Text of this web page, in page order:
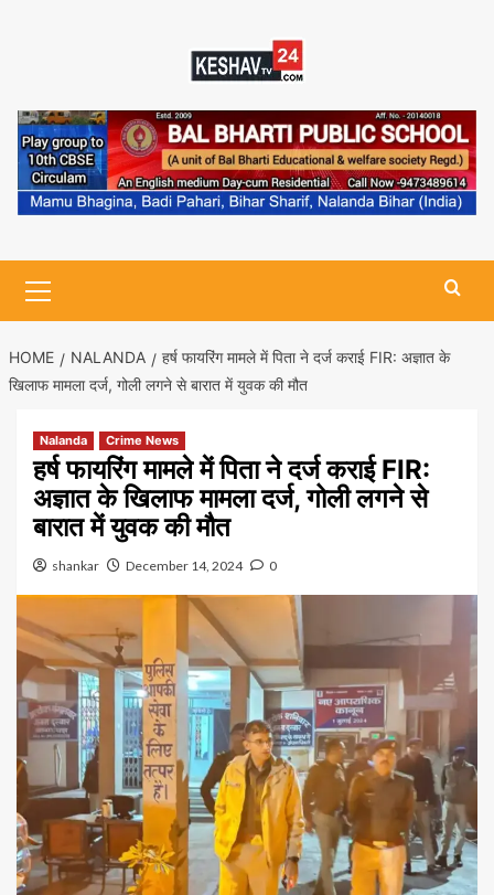
Menu
HOME NALANDA
हर्ष फायरिंग मामले में पिता ने दर्ज कराई FIR: अज्ञात के
खिलाफ मामला दर्ज, गोली लगने से बारात में युवक की मौत
Nalanda Crime News
हर्ष फायरिंग मामले में पिता ने दर्ज कराई FIR:
अज्ञात के खिलाफ मामला दर्ज, गोली लगने से
बारात में युवक की मौत
shankar December 14, 2024 0